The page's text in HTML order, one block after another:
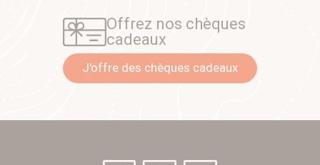
Offrez nos chèques
cadeaux
J'offre des chèques cadeaux